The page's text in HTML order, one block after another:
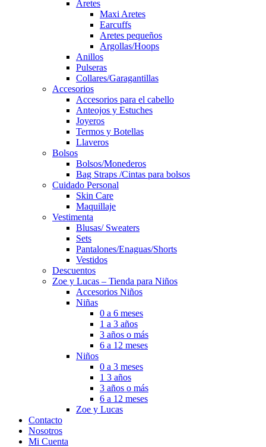
Aretes
Maxi Aretes
Earcuffs
Aretes pequeños
Argollas/Hoops
Anillos
Pulseras
Collares/Garagantillas
Accesorios
Accesorios para el cabello
Anteojos y Estuches
Joyeros
Termos y Botellas
Llaveros
Bolsos
Bolsos/Monederos
Bag Straps /Cintas para bolsos
Cuidado Personal
Skin Care
Maquillaje
Vestimenta
Blusas/ Sweaters
Sets
Pantalones/Enaguas/Shorts
Vestidos
Descuentos
Zoe y Lucas – Tienda para Niños
Accesorios Niños
Niñas
0 a 6 meses
1 a 3 años
3 años o más
6 a 12 meses
Niños
0 a 3 meses
1 3 años
3 años o más
6 a 12 meses
Zoe y Lucas
Contacto
Nosotros
Mi Cuenta